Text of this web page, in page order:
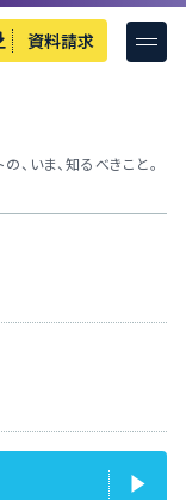
資料請求
、いま、知るべきこと。